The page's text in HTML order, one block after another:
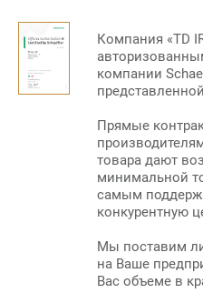
Компания «TD
компании
Прямые
товара дают
минимальной
самым
конкурентную
Мы поставим
на Ваше
Вас объеме в